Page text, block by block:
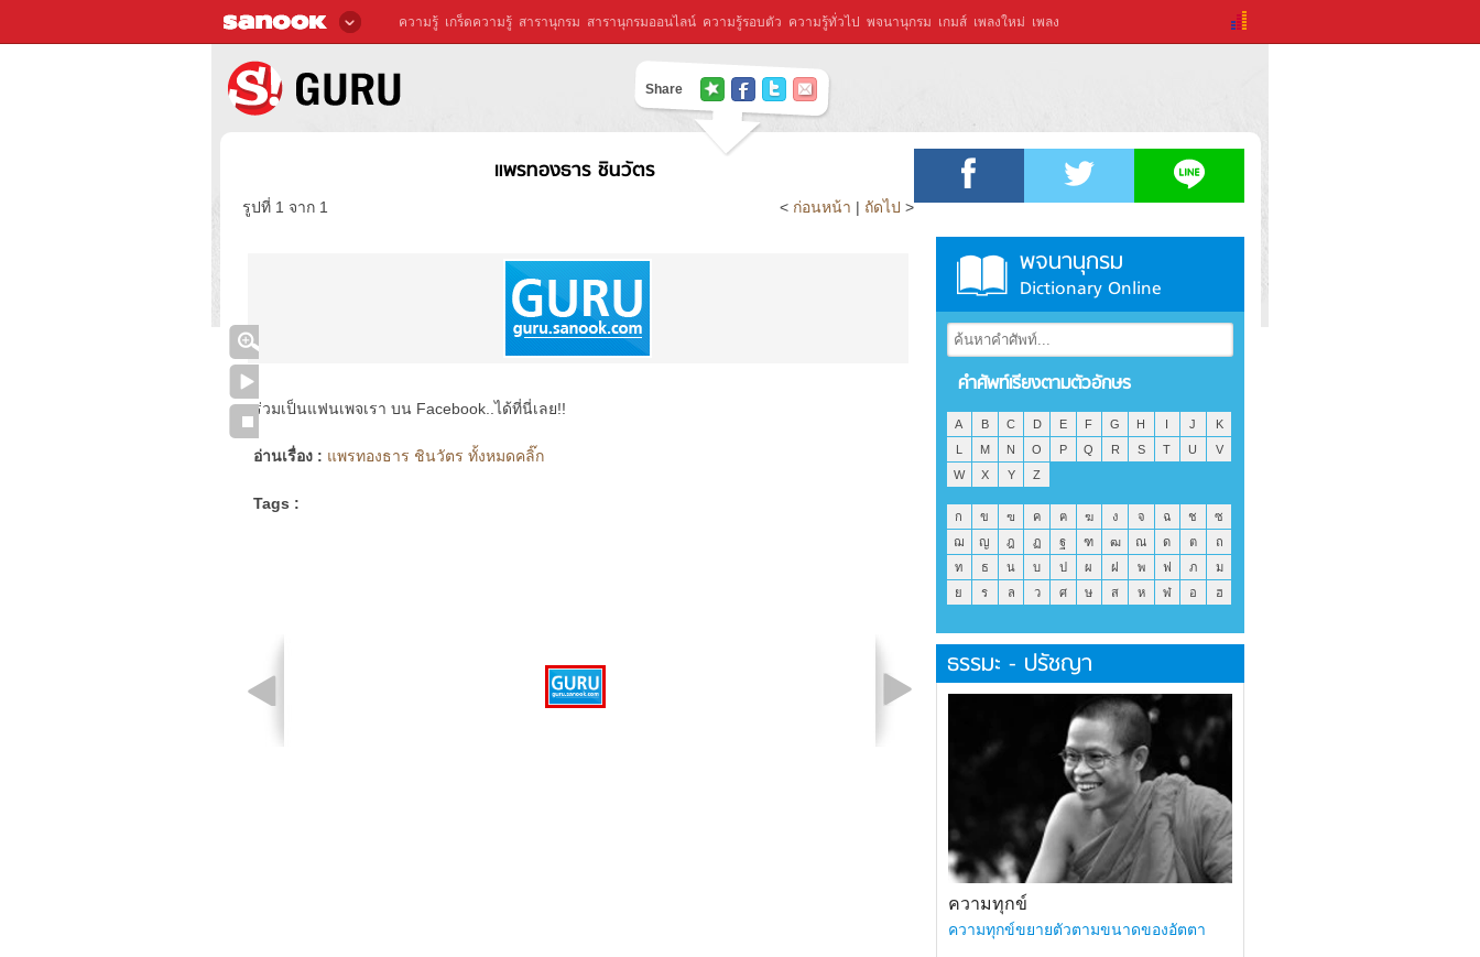
ความรู้ เกร็ดความรู้ สารานุกรม สารานุกรมออนไลน์ ความรู้รอบตัว ความรู้ทั่วไป พจนานุกรม เกมส์ เพลงใหม่ เพลง
Share
แพรทองธาร ชินวัตร
รูปที่ 1 จาก 1 < ก่อนหน้า | ถัดไป >
ร่วมเป็นแฟนเพจเรา บน Facebook..ได้ที่นี่เลย!!
อ่านเรื่อง : แพรทองธาร ชินวัตร ทั้งหมดคลิ๊ก
Tags :
พจนานุกรม
Dictionary Online
คำศัพท์เรียงตามตัวอักษร
A B C D E F G H I J
K
L
M N O P Q R S T U
V
W
X Y Z
ก ข ฃ ค ฅ ฆ ง จ ฉ ช
ซ
ฌ
ญ ฎ ฏ ฐ ฑ ฒ ณ ด ต
ถ
ท
ธ น บ ป ผ ฝ พ ฟ ภ
ม
ย
ร ล ว ศ ษ ส ห ฬ อ ฮ
ธรรมะ - ปรัชญา
ความทุกข์
ความทุกข์ขยายตัวตามขนาดของอัตตา